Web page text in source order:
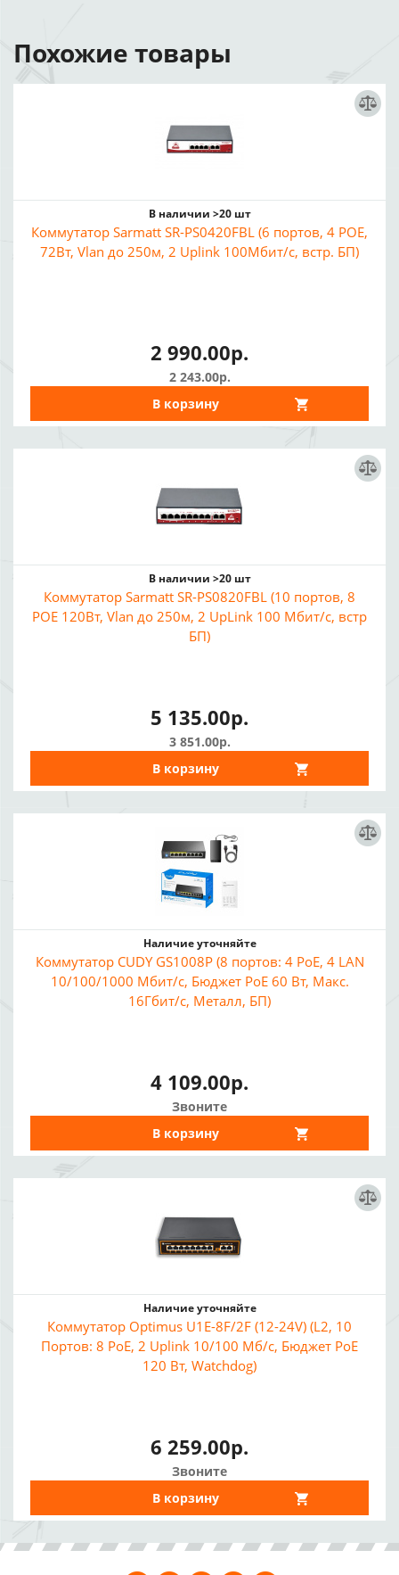
Похожие товары
В наличии >20 шт
Коммутатор Sarmatt SR-PS0420FBL (6 портов, 4 POE,
72Вт, Vlan до 250м, 2 Uplink 100Мбит/с, встр. БП)
2 990.00р.
2 243.00р.
В корзину
В наличии >20 шт
Коммутатор Sarmatt SR-PS0820FBL (10 портов, 8
POE 120Вт, Vlan до 250м, 2 UpLink 100 Мбит/с, встр
БП)
5 135.00р.
3 851.00р.
В корзину
Наличие уточняйте
Коммутатор CUDY GS1008P (8 портов: 4 PoE, 4 LAN
10/100/1000 Мбит/с, Бюджет PoE 60 Вт, Макс.
16Гбит/с, Металл, БП)
4 109.00р.
Звоните
В корзину
Наличие уточняйте
Коммутатор Optimus U1E-8F/2F (12-24V) (L2, 10
Портов: 8 PoE, 2 Uplink 10/100 Мб/с, Бюджет PoE
120 Вт, Watchdog)
6 259.00р.
Звоните
В корзину